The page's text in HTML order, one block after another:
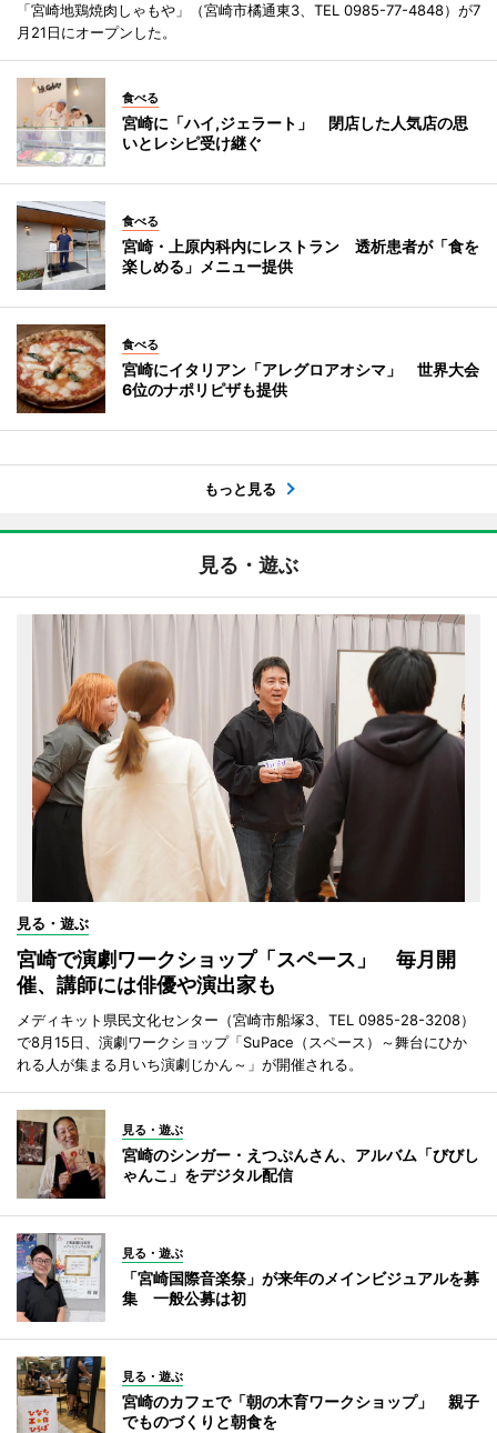
「宮崎地鶏焼肉しゃもや」（宮崎市橘通東3、TEL 0985-77-4848）が7
月21日にオープンした。
食べる
宮崎に「ハイ,ジェラート」 閉店した人気店の思
いとレシピ受け継ぐ
食べる
宮崎・上原内科内にレストラン 透析患者が「食を
楽しめる」メニュー提供
食べる
宮崎にイタリアン「アレグロアオシマ」 世界大会
6位のナポリピザも提供
もっと見る
見る・遊ぶ
見る・遊ぶ
宮崎で演劇ワークショップ「スペース」 毎月開
催、講師には俳優や演出家も
メディキット県民文化センター（宮崎市船塚3、TEL 0985-28-3208）
で8月15日、演劇ワークショップ「SuPace（スペース）～舞台にひか
れる人が集まる月いち演劇じかん～」が開催される。
見る・遊ぶ
宮崎のシンガー・えつぷんさん、アルバム「びびし
ゃんこ」をデジタル配信
見る・遊ぶ
「宮崎国際音楽祭」が来年のメインビジュアルを募
集 一般公募は初
見る・遊ぶ
宮崎のカフェで「朝の木育ワークショップ」 親子
でものづくりと朝食を